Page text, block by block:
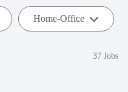
Home-Office
37 Jobs